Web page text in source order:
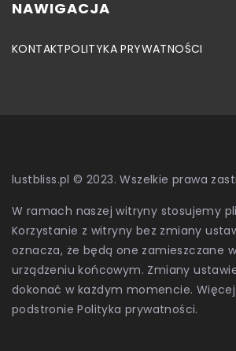
NAWIGACJA
KONTAKTPOLITYKA PRYWATNOŚCI
lustbliss.pl © 2023. Wszelkie prawa
W ramach naszej witryny stosujemy
Korzystanie z witryny bez zmiany
oznacza, że będą one zamieszczane
urządzeniu końcowym. Zmiany
dokonać w każdym momencie. Więcej
podstroniePolityka prywatności.